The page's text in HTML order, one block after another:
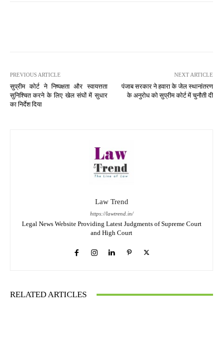
PREVIOUS ARTICLE
सुप्रीम कोर्ट ने निष्पक्षता और स्वायत्तता
सुनिश्चित करने के लिए खेल संघों में सुधार
का निर्देश दिया
NEXT ARTICLE
पंजाब सरकार ने हवारा के जेल स्थानांतरण
के अनुरोध को सुप्रीम कोर्ट में चुनौती दी
Law Trend
https://lawtrend.in/
Legal News Website Providing Latest Judgments of Supreme Court
and High Court
RELATED ARTICLES